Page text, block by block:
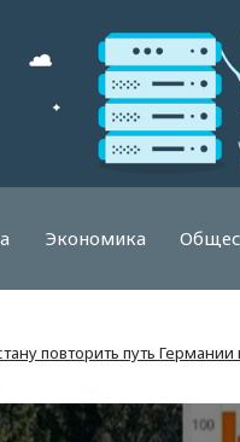
Экономика
повторить путь